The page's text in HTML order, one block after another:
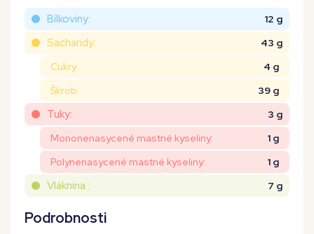
Bílkoviny: 12 g
Sacharidy:
43 g
Cukry:
4 g
Škrob:
39 g
Tuky:
3 g
Mononenasycené mastné kyseliny:
1 g
Polynenasycené mastné kyseliny:
1 g
Vláknina : 7 g
Podrobnosti